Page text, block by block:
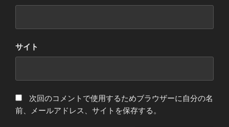
サイト
次回のコメントで使用するためブラウザーに自分の名
前、メールアドレス、サイトを保存する。